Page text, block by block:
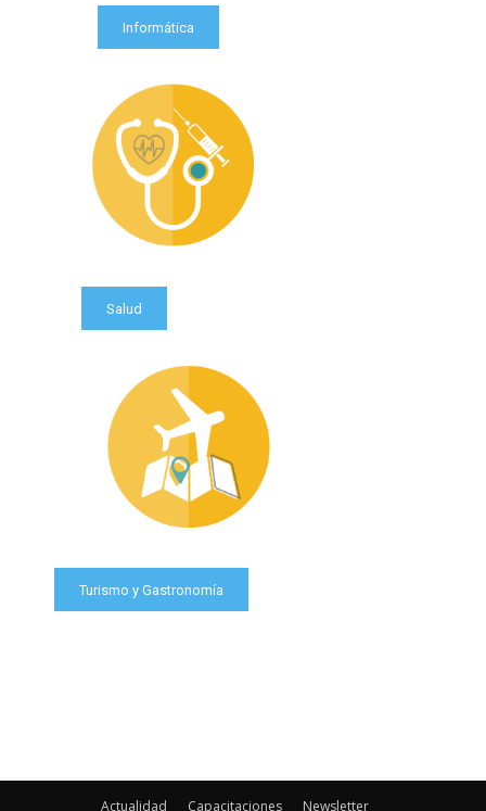
Informática
Salud
Turismo y Gastronomía
Actualidad Capacitaciones Newsletter